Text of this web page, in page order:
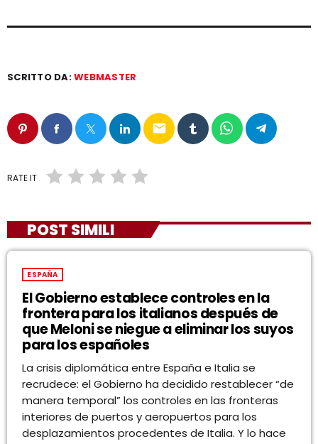
SCRITTO DA:WEBMASTER
email
RATE IT
POST SIMILI
ESPAÑA
El Gobierno establece controles en la
frontera para los italianos después de
que Meloni se niegue a eliminar los suyos
para los españoles
La crisis diplomática entre España e Italia se
recrudece: el Gobierno ha decidido restablecer “de
manera temporal” los controles en las fronteras
interiores de puertos y aeropuertos para los
desplazamientos procedentes de Italia. Y lo hace